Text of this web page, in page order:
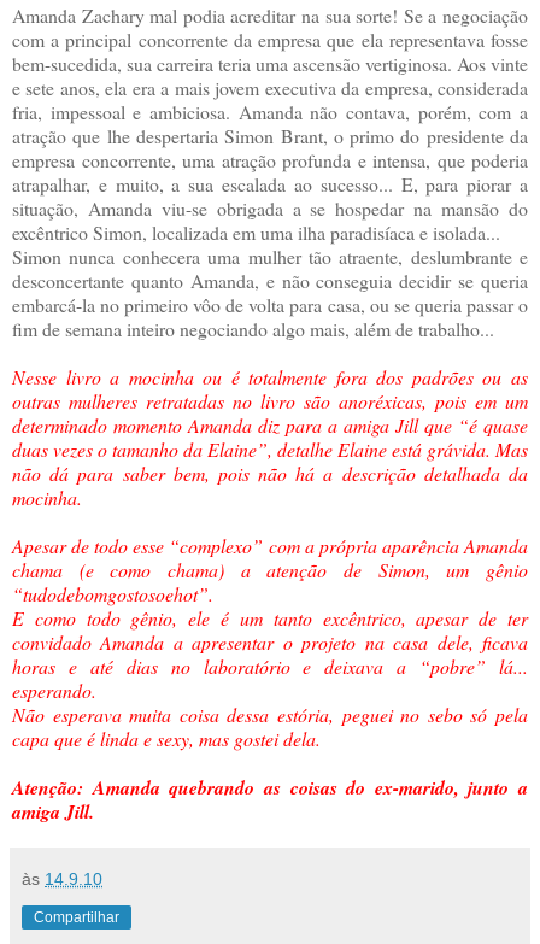
Amanda Zachary mal podia acreditar na sua sorte! Se a negociação
com a principal concorrente da empresa que ela representava fosse
bem-sucedida, sua carreira teria uma ascensão vertiginosa. Aos vinte
e sete anos, ela era a mais jovem executiva da empresa, considerada
fria, impessoal e ambiciosa. Amanda não contava, porém, com a
atração que lhe despertaria Simon Brant, o primo do presidente da
empresa concorrente, uma atração profunda e intensa, que poderia
atrapalhar, e muito, a sua escalada ao sucesso... E, para piorar a
situação, Amanda viu-se obrigada a se hospedar na mansão do
excêntrico Simon, localizada em uma ilha paradisíaca e isolada...
Simon nunca conhecera uma mulher tão atraente, deslumbrante e
desconcertante quanto Amanda, e não conseguia decidir se queria
embarcá-la no primeiro vôo de volta para casa, ou se queria passar o
fim de semana inteiro negociando algo mais, além de trabalho...
Nesse livro a mocinha ou é totalmente fora dos padrões ou as
outras mulheres retratadas no livro são anoréxicas, pois em um
determinado momento Amanda diz para a amiga Jill que “é quase
duas vezes o tamanho da Elaine”, detalhe Elaine está grávida. Mas
não dá para saber bem, pois não há a descrição detalhada da
mocinha.
Apesar de todo esse “complexo” com a própria aparência Amanda
chama (e como chama) a atenção de Simon, um gênio
“tudodebomgostosoehot”.
E como todo gênio, ele é um tanto excêntrico, apesar de ter
convidado Amanda a apresentar o projeto na casa dele, ficava
horas e até dias no laboratório e deixava a “pobre” lá...
esperando.
Não esperava muita coisa dessa estória, peguei no sebo só pela
capa que é linda e sexy, mas gostei dela.
Atenção: Amanda quebrando as coisas do ex-marido, junto a
amiga Jill.
às 14.9.10
Compartilhar